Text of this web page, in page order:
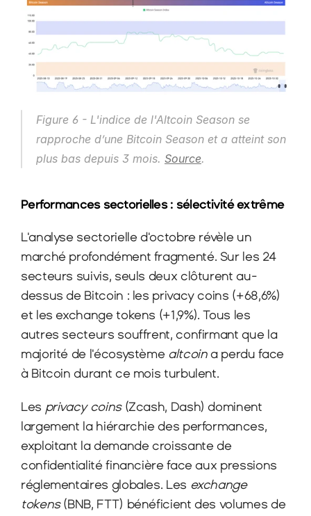
Figure 6 - L'indice de l'Altcoin Season se
rapproche d’une Bitcoin Season et a atteint son
plus bas depuis 3 mois. Source.
Performances sectorielles : sélectivité extrême
L'analyse sectorielle d'octobre révèle un
marché profondément fragmenté. Sur les 24
secteurs suivis, seuls deux clôturent au-
dessus de Bitcoin : les privacy coins (+68,6%)
et les exchange tokens (+1,9%). Tous les
autres secteurs souffrent, confirmant que la
majorité de l'écosystème altcoin a perdu face
à Bitcoin durant ce mois turbulent.​
Les privacy coins (Zcash, Dash) dominent
largement la hiérarchie des performances,
exploitant la demande croissante de
confidentialité financière face aux pressions
réglementaires globales. Les exchange
tokens (BNB, FTT) bénéficient des volumes de